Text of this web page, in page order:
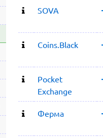
SOVA
Coins.Black
Pocket
Exchange
Ферма